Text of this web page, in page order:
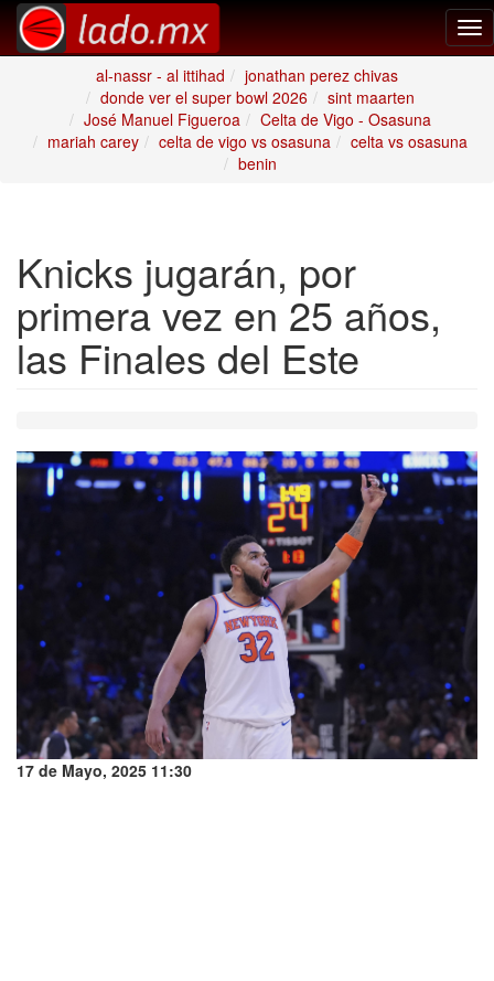
al-nassr - al ittihad
jonathan perez chivas
donde ver el super bowl 2026
sint maarten
José Manuel Figueroa
Celta de Vigo - Osasuna
mariah carey
celta de vigo vs osasuna
celta vs osasuna
benin
Knicks jugarán, por
primera vez en 25 años,
las Finales del Este
17 de Mayo, 2025 11:30